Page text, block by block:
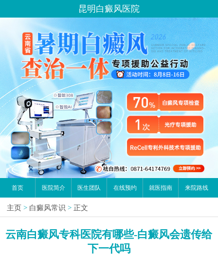
昆明白癜风医院
首页 医院简介 医生团队 在线预约 就医指南 来院路线
主页 > 白癜风常识 > 正文
云南白癜风专科医院有哪些-白癜风会遗传给
下一代吗